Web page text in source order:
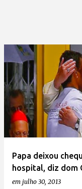
Papa deixou
hospital, diz dom
em julho 30, 2013